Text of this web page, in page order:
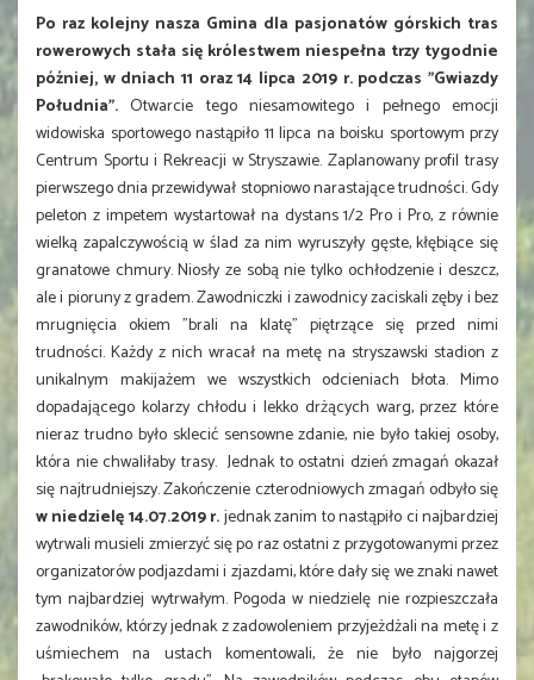
Po raz kolejny nasza Gmina dla pasjonatów górskich tras
rowerowych stała się królestwem niespełna trzy tygodnie
później, w dniach 11 oraz 14 lipca 2019 r. podczas "Gwiazdy
Południa". Otwarcie tego niesamowitego i pełnego emocji
widowiska sportowego nastąpiło 11 lipca na boisku sportowym przy
Centrum Sportu i Rekreacji w Stryszawie. Zaplanowany profil trasy
pierwszego dnia przewidywał stopniowo narastające trudności. Gdy
peleton z impetem wystartował na dystans 1/2 Pro i Pro, z równie
wielką zapalczywością w ślad za nim wyruszyły gęste, kłębiące się
granatowe chmury. Niosły ze sobą nie tylko ochłodzenie i deszcz,
ale i pioruny z gradem. Zawodniczki i zawodnicy zaciskali zęby i bez
mrugnięcia okiem "brali na klatę" piętrzące się przed nimi
trudności. Każdy z nich wracał na metę na stryszawski stadion z
unikalnym makijażem we wszystkich odcieniach błota. Mimo
dopadającego kolarzy chłodu i lekko drżących warg, przez które
nieraz trudno było sklecić sensowne zdanie, nie było takiej osoby,
która nie chwaliłaby trasy. Jednak to ostatni dzień zmagań okazał
się najtrudniejszy. Zakończenie czterodniowych zmagań odbyło się
w niedzielę 14.07.2019 r.jednak zanim to nastąpiło ci najbardziej
wytrwali musieli zmierzyć się po raz ostatni z przygotowanymi przez
organizatorów podjazdami i zjazdami, które dały się we znaki nawet
tym najbardziej wytrwałym. Pogoda w niedzielę nie rozpieszczała
zawodników, którzy jednak z zadowoleniem przyjeżdżali na metę i z
uśmiechem na ustach komentowali, że nie było najgorzej